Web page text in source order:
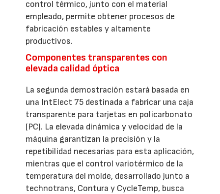
control térmico, junto con el material
empleado, permite obtener procesos de
fabricación estables y altamente
productivos.
Componentes transparentes con
elevada calidad óptica
La segunda demostración estará basada en
una IntElect 75 destinada a fabricar una caja
transparente para tarjetas en policarbonato
(PC). La elevada dinámica y velocidad de la
máquina garantizan la precisión y la
repetibilidad necesarias para esta aplicación,
mientras que el control variotérmico de la
temperatura del molde, desarrollado junto a
technotrans, Contura y CycleTemp, busca